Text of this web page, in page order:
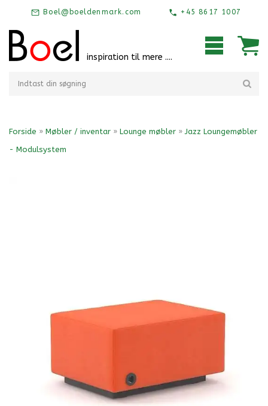
+45 8617 1007
Boel@boeldenmark.com
inspiration til mere ....
Forside » Møbler / inventar » Lounge møbler »Jazz Loungemøbler
- Modulsystem